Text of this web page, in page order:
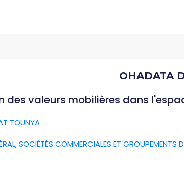
OHADATA
des valeurs mobilières dans
TOUNYA
,SOCIÉTÉS COMMERCIALES ET GROUPEMENTS